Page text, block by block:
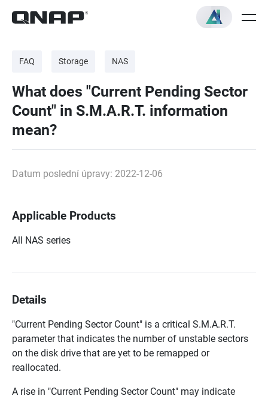
FAQ Storage NAS
What does "Current Pending Sector
Count" in S.M.A.R.T. information
mean?
Datum poslední úpravy: 2022-12-06
Applicable Products
All NAS series
Details
"Current Pending Sector Count" is a critical S.M.A.R.T.
parameter that indicates the number of unstable sectors
on the disk drive that are yet to be remapped or
reallocated.
A rise in "Current Pending Sector Count" may indicate